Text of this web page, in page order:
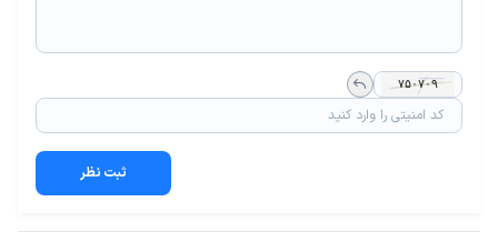
ثبت نظر